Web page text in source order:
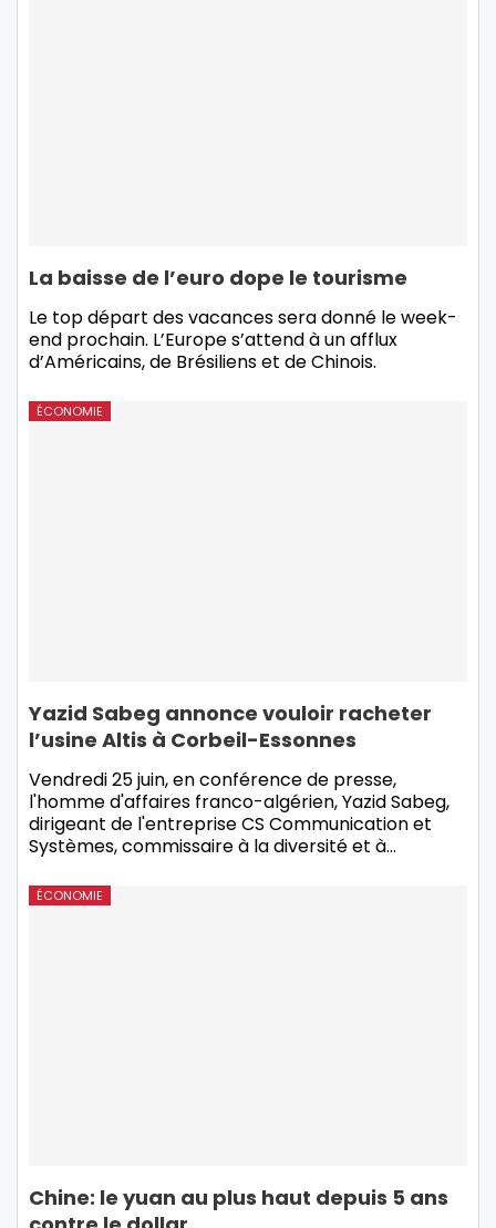
La baisse de l’euro dope le tourisme
Le top départ des vacances sera donné le week-
end prochain. L’Europe s’attend à un afflux
d’Américains, de Brésiliens et de Chinois.
ÉCONOMIE
Yazid Sabeg annonce vouloir racheter
l’usine Altis à Corbeil-Essonnes
Vendredi 25 juin, en conférence de presse,
l'homme d'affaires franco-algérien, Yazid Sabeg,
dirigeant de l'entreprise CS Communication et
Systèmes, commissaire à la diversité et à…
ÉCONOMIE
Chine: le yuan au plus haut depuis 5 ans